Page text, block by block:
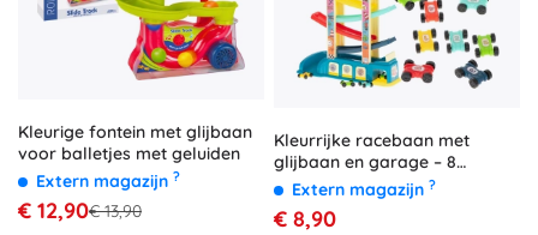
Kleurige fontein met glijbaan
voor balletjes met geluiden
Extern magazijn ?
€ 12,90€ 13,90
Kleurrijke racebaan met
glijbaan en garage – 8
autootjes
Extern magazijn ?
€ 8,90